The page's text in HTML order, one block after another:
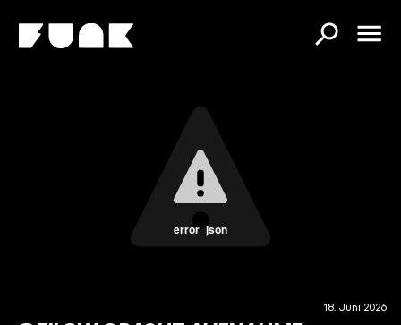
error_json
18. Juni 2026